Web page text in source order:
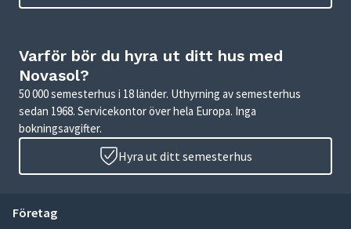
Varför bör du hyra ut ditt hus med
Novasol?
50 000 semesterhus i 18 länder. Uthyrning av semesterhus
sedan 1968. Servicekontor över hela Europa. Inga
bokningsavgifter.
Hyra ut ditt semesterhus
Företag